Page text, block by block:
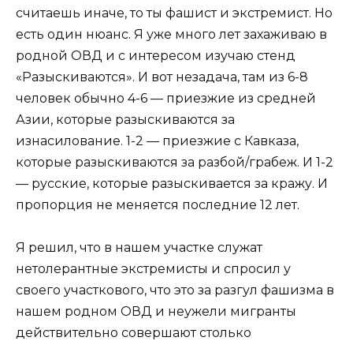
считаешь иначе, то ты фашист и экстремист. Но
есть один нюанс. Я уже много лет захаживаю в
родной ОВД и с интересом изучаю стенд
«Разыскиваются». И вот незадача, там из 6-8
человек обычно 4-6 — приезжие из средней
Азии, которые разыскиваются за
изнасилование. 1-2 — приезжие с Кавказа,
которые разыскиваются за разбой/грабеж. И 1-2
— русские, которые разыскивается за кражу. И
пропорция не меняется последние 12 лет.
Я решил, что в нашем участке служат
нетолерантные экстремисты и спросил у
своего участкового, что это за разгул фашизма в
нашем родном ОВД и неужели мигранты
действительно совершают столько